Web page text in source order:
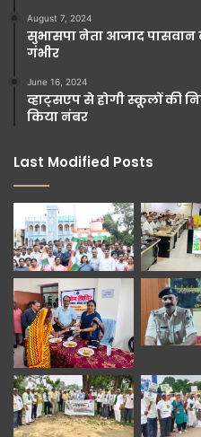
August 7, 2024
सुभासपा नेता आजाद पासवान
गंभीर
June 16, 2024
व्हाट्सएप से होगी स्कूलों की
किया नंबर
Last Modified Posts